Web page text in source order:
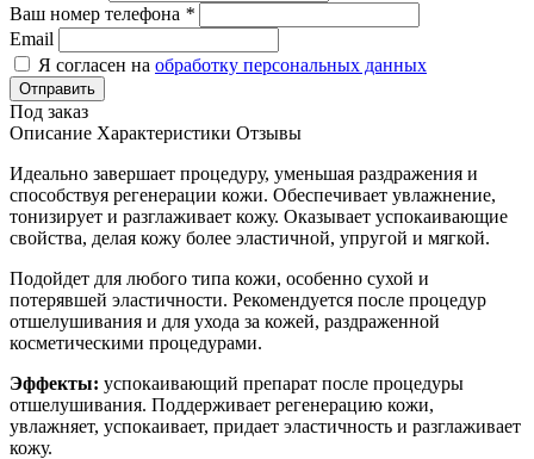
Ваш номер телефона *
Email
Я согласен на обработку персональных данных
Отправить
Под заказ
Описание Характеристики Отзывы
Идеально завершает процедуру, уменьшая раздражения и
способствуя регенерации кожи. Обеспечивает увлажнение,
тонизирует и разглаживает кожу. Оказывает успокаивающие
свойства, делая кожу более эластичной, упругой и мягкой.
Подойдет для любого типа кожи, особенно сухой и
потерявшей эластичности. Рекомендуется после процедур
отшелушивания и для ухода за кожей, раздраженной
косметическими процедурами.
Эффекты: успокаивающий препарат после процедуры
отшелушивания. Поддерживает регенерацию кожи,
увлажняет, успокаивает, придает эластичность и разглаживает
кожу.